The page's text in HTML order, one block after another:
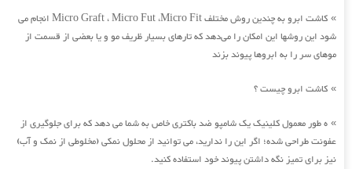
»
کاشت ابرو به چندین روش مختلف Micro Graft ، Micro Fut ،Micro Fit انجام می
شود این روشها این امکان را می‌دهد که تارهای بسیار ظریف مو و یا بعضی از قسمت از
موهای سر را به ابروها پیوند بزند
» کاشت ابرو چیست ؟
» ه طور معمول کلینیک یک شامپو ضد باکتری خاص به شما می دهد که برای جلوگیری از
عفونت طراحی شده؛ اگر این را ندارید، می توانید از محلول نمکی (مخلوطی از نمک و آب)
نیز برای تمیز نگه داشتن پیوند خود استفاده کنید.